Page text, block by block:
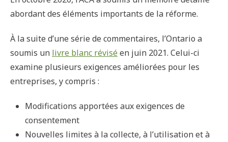
abordant des éléments importants de la réforme.
À la suite d’une série de commentaires, l’Ontario a
soumis un livre blanc réviséen juin 2021. Celui-ci
examine plusieurs exigences améliorées pour les
entreprises, y compris :
Modifications apportées aux exigences de
consentement
Nouvelles limites à la collecte, à l’utilisation et à